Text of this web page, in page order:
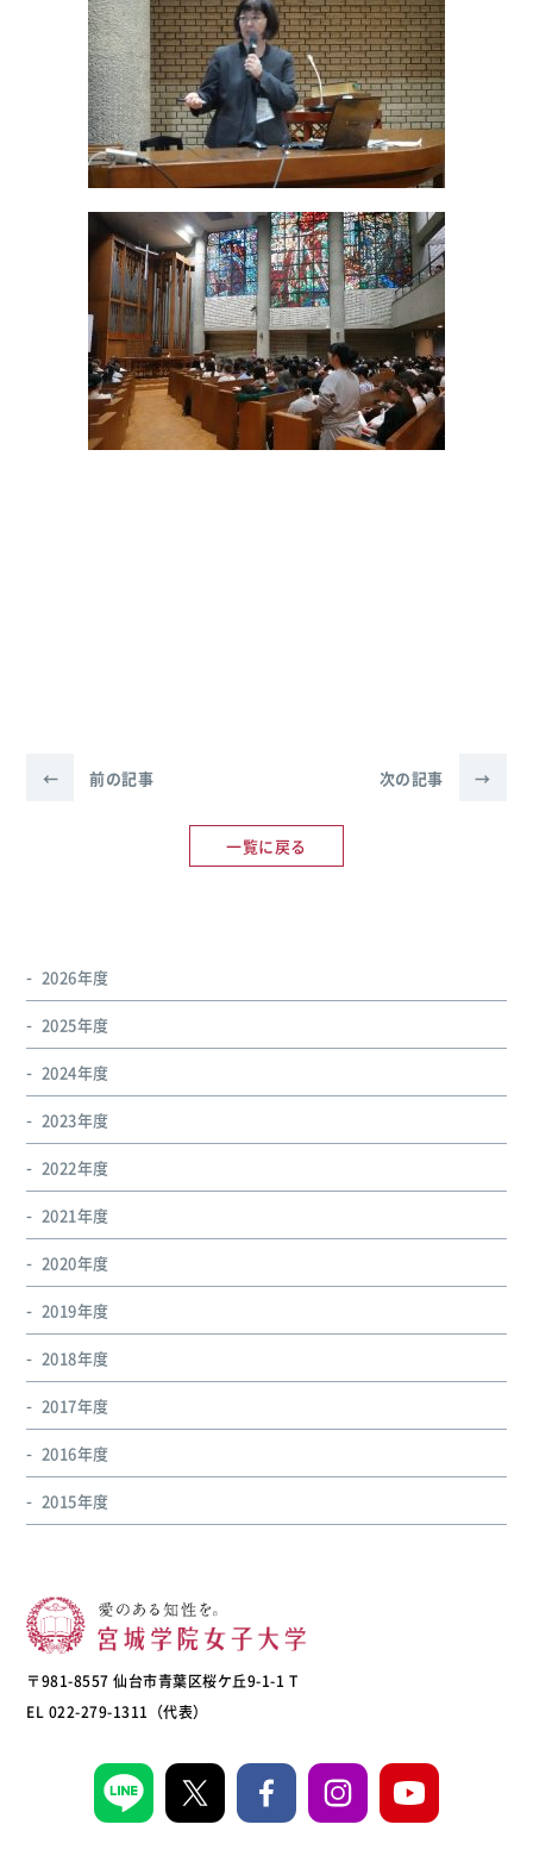
← 前の記事
一覧に戻る
次の記事 →
2026年度
2025年度
2024年度
2023年度
2022年度
2021年度
2020年度
2019年度
2018年度
2017年度
2016年度
2015年度
〒981-8557 仙台市青葉区桜ケ丘9-1-1 T
EL 022-279-1311（代表）